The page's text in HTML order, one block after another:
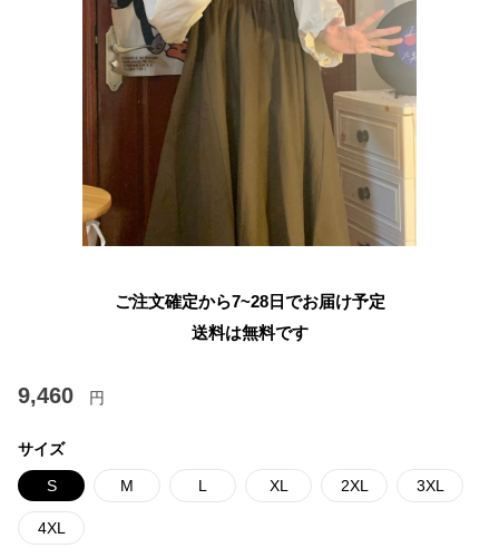
ご注文確定から7~28日でお届け予定
送料は無料です
9,460 円
サイズ
S M L XL 2XL 3XL
4XL